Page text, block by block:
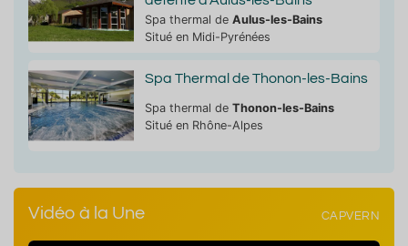
Spa thermal de Aulus-les-Bains
Situé en Midi-Pyrénées
Spa Thermal de Thonon-les-Bains
Spa thermal de Thonon-les-Bains
Situé en Rhône-Alpes
Vidéo à la Une CAPVERN